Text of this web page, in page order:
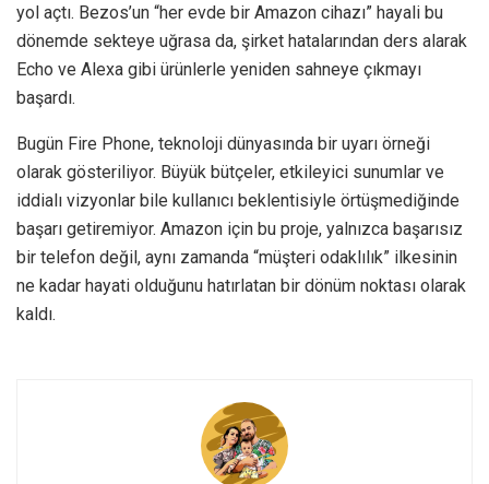
yol açtı. Bezos’un “her evde bir Amazon cihazı” hayali bu
dönemde sekteye uğrasa da, şirket hatalarından ders alarak
Echo ve Alexa gibi ürünlerle yeniden sahneye çıkmayı
başardı.
Bugün Fire Phone, teknoloji dünyasında bir uyarı örneği
olarak gösteriliyor. Büyük bütçeler, etkileyici sunumlar ve
iddialı vizyonlar bile kullanıcı beklentisiyle örtüşmediğinde
başarı getiremiyor. Amazon için bu proje, yalnızca başarısız
bir telefon değil, aynı zamanda “müşteri odaklılık” ilkesinin
ne kadar hayati olduğunu hatırlatan bir dönüm noktası olarak
kaldı.